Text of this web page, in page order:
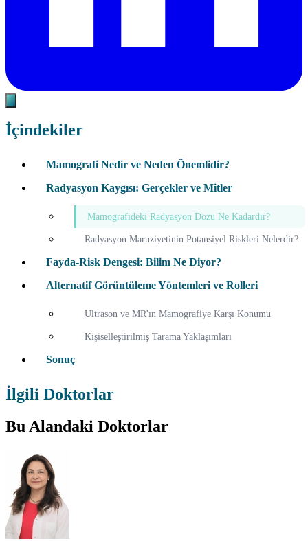
İçindekiler
Mamografi Nedir ve Neden Önemlidir?
Radyasyon Kaygısı: Gerçekler ve Mitler
Mamografideki Radyasyon Dozu Ne Kadardır?
Radyasyon Maruziyetinin Potansiyel Riskleri Nelerdir?
Fayda-Risk Dengesi: Bilim Ne Diyor?
Alternatif Görüntüleme Yöntemleri ve Rolleri
Ultrason ve MR'ın Mamografiye Karşı Konumu
Kişiselleştirilmiş Tarama Yaklaşımları
Sonuç
İlgili Doktorlar
Bu Alandaki Doktorlar